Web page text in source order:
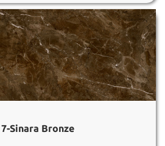
Sinara Bronze